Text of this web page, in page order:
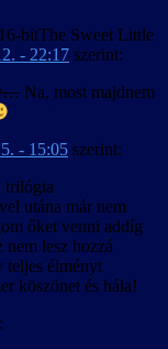
The Sweet Little
- 22:17 szerint:
Na, most majdnem
- 15:05 szerint:
trilógia
utána már nem
őket venni addíg
nem lesz hozzá
teljes élményt
köszönet és hála!